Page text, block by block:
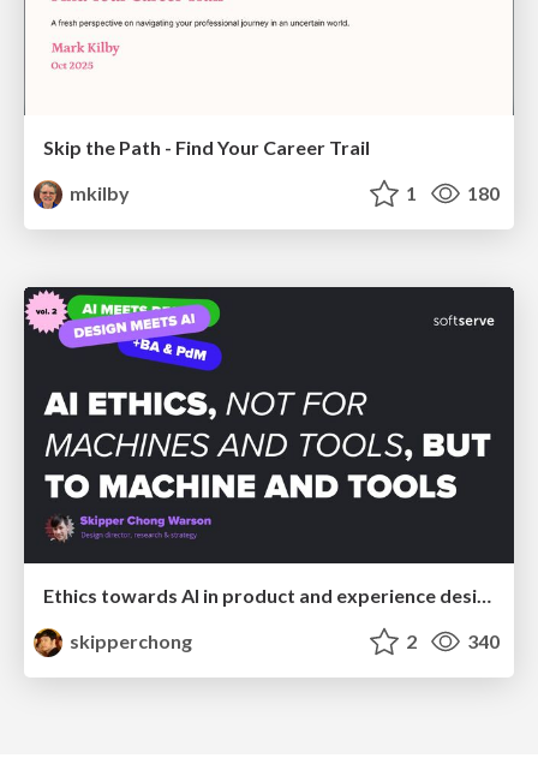
Skip the Path - Find Your Career Trail
mkilby
1 180
skipperchong
2 340